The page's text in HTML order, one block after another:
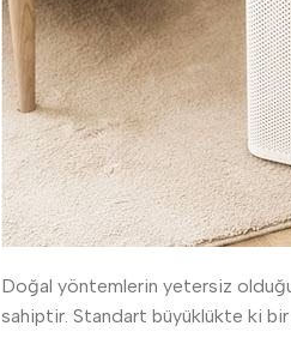
Doğal yöntemlerin yetersiz olduğu
sahiptir. Standart büyüklükte ki bir